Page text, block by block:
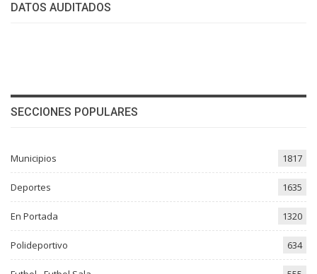
DATOS AUDITADOS
SECCIONES POPULARES
Municipios 1817
Deportes 1635
En Portada 1320
Polideportivo 634